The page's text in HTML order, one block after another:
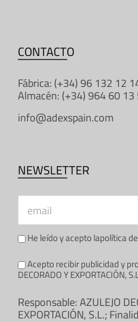
CONTACTO
Fábrica: (+34) 96 132 12
Almacén: (+34) 964 60 13
info@adexspain.com
NEWSLETTER
He leído y acepto lapolítica
Acepto recibir publicidad y
DECORADO Y EXPORTACIÓN,
Responsable: AZULEJO
EXPORTACIÓN, S.L.;